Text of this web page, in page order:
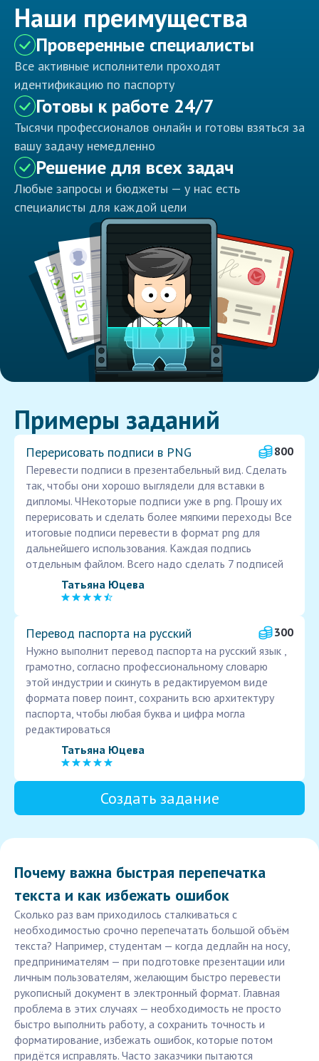
Наши преимущества
Проверенные специалисты
Все активные исполнители проходят
идентификацию по паспорту
Готовы к работе 24/7
Тысячи профессионалов онлайн и готовы взяться за
вашу задачу немедленно
Решение для всех задач
Любые запросы и бюджеты — у нас есть
специалисты для каждой цели
Примеры заданий
Перерисовать подписи в PNG
800
Перевести подписи в презентабельный вид. Сделать
так, чтобы они хорошо выглядели для вставки в
дипломы. ЧНекоторые подписи уже в png. Прошу их
перерисовать и сделать более мягкими переходы Все
итоговые подписи перевести в формат png для
дальнейшего использования. Каждая подпись
отдельным файлом. Всего надо сделать 7 подписей
Татьяна Юцева
Перевод паспорта на русский
300
Нужно выполнит перевод паспорта на русский язык ,
грамотно, согласно профессиональному словарю
этой индустрии и скинуть в редактируемом виде
формата повер поинт, сохранить всю архитектуру
паспорта, чтобы любая буква и цифра могла
редактироваться
Татьяна Юцева
Создать задание
Почему важна быстрая перепечатка
текста и как избежать ошибок
Сколько раз вам приходилось сталкиваться с
необходимостью срочно перепечатать большой объём
текста? Например, студентам — когда дедлайн на носу,
предпринимателям — при подготовке презентации или
личным пользователям, желающим быстро перевести
рукописный документ в электронный формат. Главная
проблема в этих случаях — необходимость не просто
быстро выполнить работу, а сохранить точность и
форматирование, избежать ошибок, которые потом
придётся исправлять. Часто заказчики пытаются